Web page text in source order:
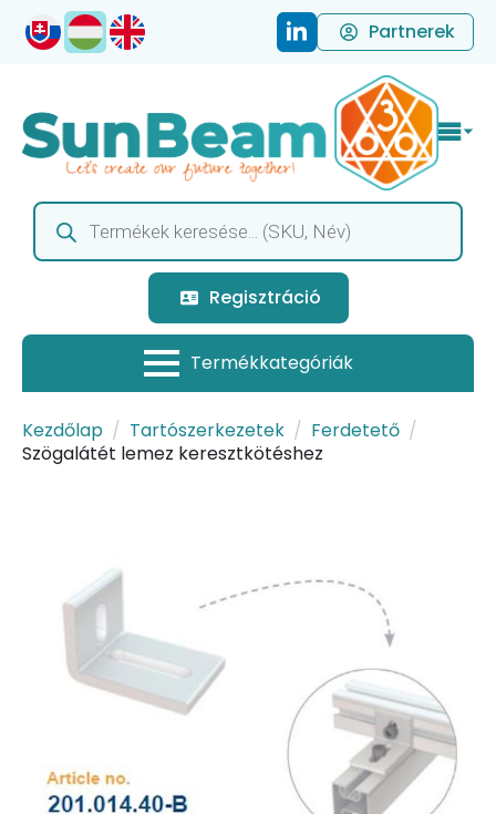
Partnerek
Products
search
Regisztráció
Kezdőlap Tartószerkezetek
Ferdetető
Szögalátét lemez keresztkötéshez